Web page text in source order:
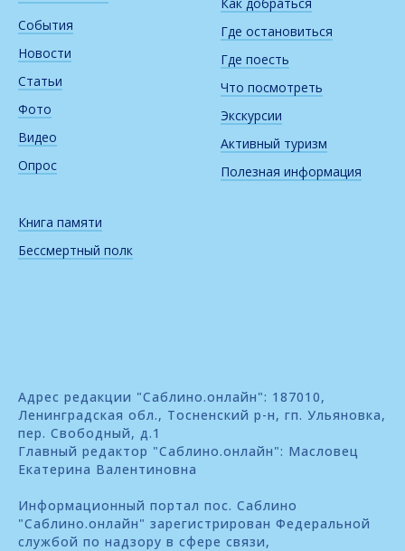
События
Новости
Статьи
Фото
Видео
Опрос
Книга памяти
Бессмертный полк
Где остановиться
Где поесть
Что посмотреть
Экскурсии
Активный туризм
Полезная информация
Адрес редакции "Саблино.онлайн": 187010,
Ленинградская обл., Тосненский р-н, гп. Ульяновка,
пер. Свободный, д.1
Главный редактор "Саблино.онлайн": Масловец
Екатерина Валентиновна
Информационный портал пос. Саблино
"Саблино.онлайн" зарегистрирован Федеральной
службой по надзору в сфере связи,